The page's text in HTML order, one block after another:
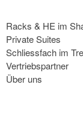
Racks & HE im
Private Suites
Schliessfach im
Vertriebspartner
Über uns